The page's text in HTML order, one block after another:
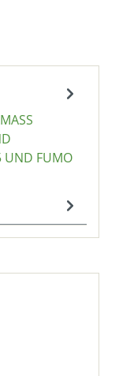
I
F
FUMO M